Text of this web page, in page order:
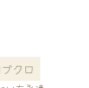
クロ